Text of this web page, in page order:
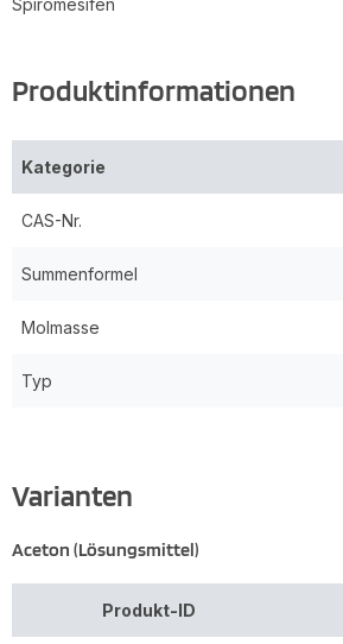
Produktinformationen
Kategorie
CAS-Nr.
Summenformel
Molmasse
Typ
Varianten
Aceton (Lösungsmittel)
Produkt-ID